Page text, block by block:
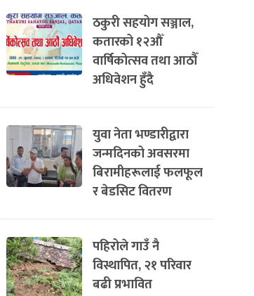
ठकुरी सहयोग सञ्जाल,
कतारको १२औँ
वार्षिकोत्सव तथा आठौँ
अधिवेशन हुँदै
युवा नेता भण्डारीद्वारा
जन्मदिनको अवसरमा
बिरामीहरूलाई फलफूल
र बेडसिट वितरण
पहिरोले गाउँ नै
विस्थापित, २१ परिवार
बढी प्रभावित